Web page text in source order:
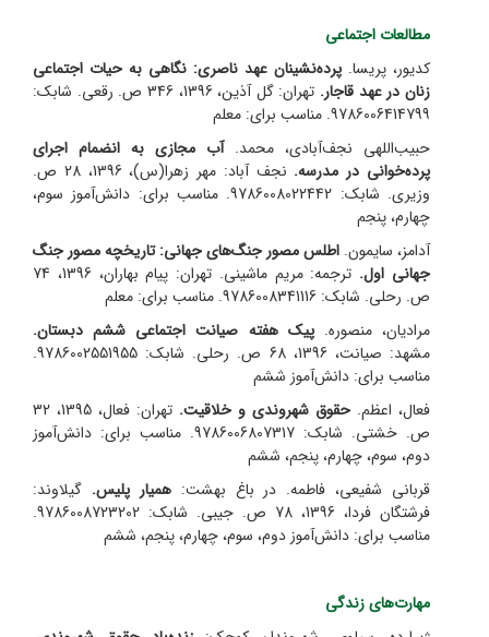
مطالعات اجتماعی
کدیور، پریسا. پرده‌نشینان عهد ناصری: نگاهی به حیات اجتماعی
زنان در عهد قاجار.
تهران: گل آذین، 1396، 346 ص. رقعی. شابک:
9786006414799. مناسب برای: معلم
حبیب‌اللهی نجف‌آبادی، محمد.آب مجازی به انضمام اجرای
پرده‌خوانی در مدرسه.
نجف آباد: مهر زهرا(س)، 1396، 28 ص.
وزیری. شابک: 9786008022442. مناسب برای: دانش‌آموز سوم،
چهارم، پنجم
آدامز، سایمون. اطلس مصور جنگ‌های جهانی: تاریخچه مصور جنگ
جهانی اول.
ترجمه: مریم ماشینی. تهران: پیام بهاران، 1396، 74
ص. رحلی. شابک: 9786008341116. مناسب برای: معلم
مرادیان، منصوره.پیک هفته صیانت اجتماعی ششم دبستان.
مشهد: صیانت، 1396، 68 ص. رحلی. شابک: 9786002551955.
مناسب برای: دانش‌آموز ششم
فعال، اعظم. حقوق شهروندی و خلاقیت.
تهران: فعال، 1395، 32
ص. خشتی. شابک: 9786006807317. مناسب برای: دانش‌آموز
دوم، سوم، چهارم، پنجم، ششم
قربانی شفیعی، فاطمه. در باغ بهشت:همیار پلیس. گیلاوند:
فرشتگان فردا، 1396، 78 ص. جیبی. شابک: 9786008723202.
مناسب برای: دانش‌آموز دوم، سوم، چهارم، پنجم، ششم
مهارت‌های زندگی